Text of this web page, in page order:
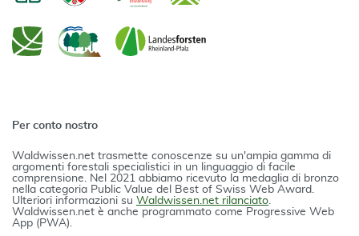
Per conto nostro
Waldwissen.net trasmette conoscenze su un'ampia gamma di
argomenti forestali specialistici in un linguaggio di facile
comprensione. Nel 2021 abbiamo ricevuto la medaglia di bronzo
nella categoria Public Value del Best of Swiss Web Award.
Ulteriori informazioni su Waldwissen.net rilanciato.
Waldwissen.net è anche programmato come Progressive Web
App (PWA).